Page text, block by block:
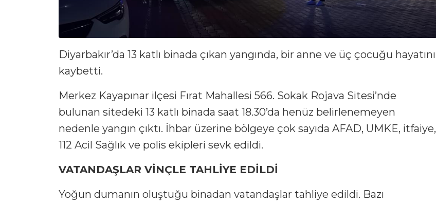
Diyarbakır’da 13 katlı binada çıkan yangında, bir anne ve üç çocuğu hayatını
kaybetti.
Merkez Kayapınar ilçesi Fırat Mahallesi 566. Sokak Rojava Sitesi’nde
bulunan sitedeki 13 katlı binada saat 18.30’da henüz belirlenemeyen
nedenle yangın çıktı. İhbar üzerine bölgeye çok sayıda AFAD, UMKE, itfaiye,
112 Acil Sağlık ve polis ekipleri sevk edildi.
VATANDAŞLAR VİNÇLE TAHLİYE EDİLDİ
Yoğun dumanın oluştuğu binadan vatandaşlar tahliye edildi. Bazı